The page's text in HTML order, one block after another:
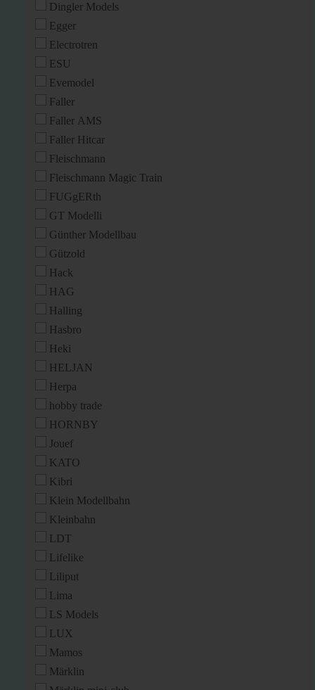
Dingler Models
Egger
Electrotren
ESU
Evemodel
Faller
Faller AMS
Faller Hitcar
Fleischmann
Fleischmann Magic Train
FUGgERth
GT Modelli
Günther Modellbau
Gützold
Hack
HAG
Halling
Hasbro
Heki
HELJAN
Herpa
hobby trade
HORNBY
Jouef
KATO
Kibri
Klein Modellbahn
Kleinbahn
LDT
Lifelike
Liliput
Lima
LS Models
LUX
Mamos
Märklin